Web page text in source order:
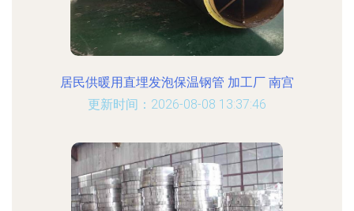
居民供暖用直埋发泡保温钢管 加工厂 南宫
更新时间：2026-08-08 13:37:46